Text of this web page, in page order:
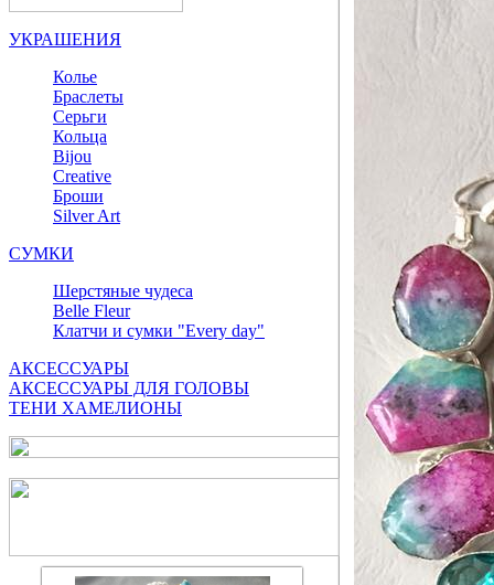
УКРАШЕНИЯ
Колье
Браслеты
Серьги
Кольца
Bijou
Сreative
Броши
Silver Art
СУМКИ
Шерстяные чудеса
Belle Fleur
Клатчи и сумки "Every day"
АКСЕССУАРЫ
АКСЕССУАРЫ ДЛЯ ГОЛОВЫ
ТЕНИ ХАМЕЛИОНЫ